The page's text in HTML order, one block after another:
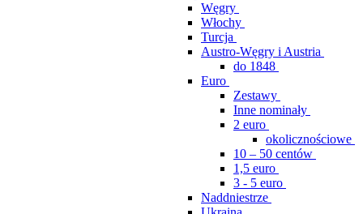
Węgry
Włochy
Turcja
Austro-Węgry i Austria
do 1848
Euro
Zestawy
Inne nominały
2 euro
okolicznościowe
10 – 50 centów
1,5 euro
3 - 5 euro
Naddniestrze